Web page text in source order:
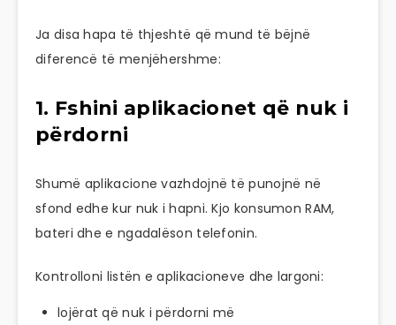
Ja disa hapa të thjeshtë që mund të bëjnë
diferencë të menjëhershme:
1. Fshini aplikacionet që nuk i
përdorni
Shumë aplikacione vazhdojnë të punojnë në
sfond edhe kur nuk i hapni. Kjo konsumon RAM,
bateri dhe e ngadalëson telefonin.
Kontrolloni listën e aplikacioneve dhe largoni:
lojërat që nuk i përdorni më